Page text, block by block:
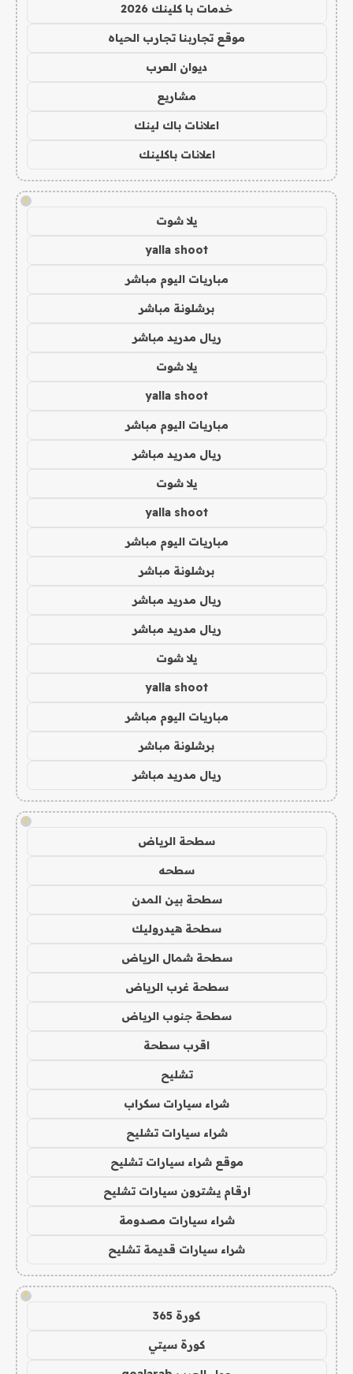
خدمات با كلينك 2026
موقع تجاربنا تجارب الحياه
ديوان العرب
مشاريع
اعلانات باك لينك
اعلانات باكلينك
!
يلا شوت
yalla shoot
مباريات اليوم مباشر
برشلونة مباشر
ريال مدريد مباشر
يلا شوت
yalla shoot
مباريات اليوم مباشر
ريال مدريد مباشر
يلا شوت
yalla shoot
مباريات اليوم مباشر
برشلونة مباشر
ريال مدريد مباشر
ريال مدريد مباشر
يلا شوت
yalla shoot
مباريات اليوم مباشر
برشلونة مباشر
ريال مدريد مباشر
!
سطحة الرياض
سطحه
سطحة بين المدن
سطحة هيدروليك
سطحة شمال الرياض
سطحة غرب الرياض
سطحة جنوب الرياض
اقرب سطحة
تشليح
شراء سيارات سكراب
شراء سيارات تشليح
موقع شراء سيارات تشليح
ارقام يشترون سيارات تشليح
شراء سيارات مصدومة
شراء سيارات قديمة تشليح
!
كورة 365
كورة سيتي